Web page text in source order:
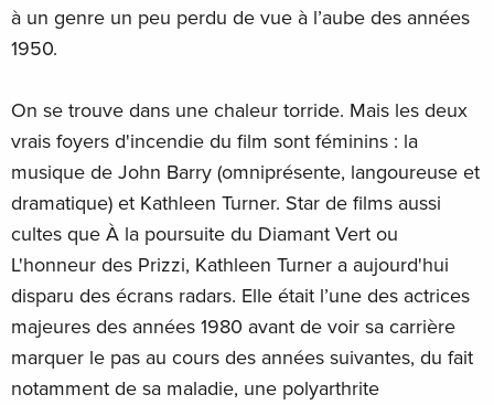
à un genre un peu perdu de vue à l’aube des années
1950.
On se trouve dans une chaleur torride. Mais les deux
vrais foyers d'incendie du film sont féminins : la
musique de John Barry (omniprésente, langoureuse et
dramatique) et Kathleen Turner. Star de films aussi
cultes que À la poursuite du Diamant Vert ou
L'honneur des Prizzi, Kathleen Turner a aujourd'hui
disparu des écrans radars. Elle était l’une des actrices
majeures des années 1980 avant de voir sa carrière
marquer le pas au cours des années suivantes, du fait
notamment de sa maladie, une polyarthrite